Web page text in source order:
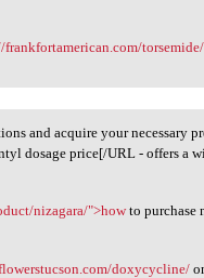
frankfortamerican.com/torsemide/
and acquire your necessary
dosage price[/URL - offers a
nizagara/">howto purchase
doxycycline/